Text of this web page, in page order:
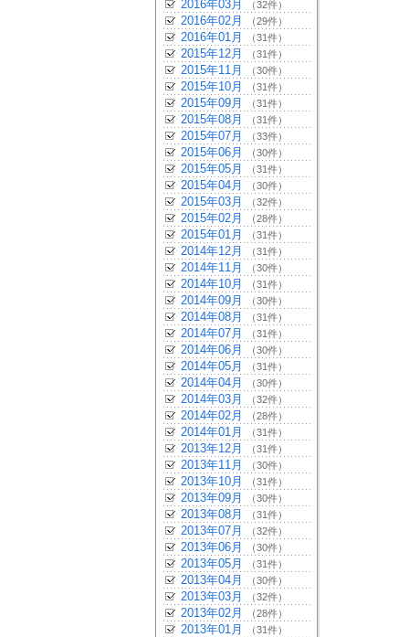
2016年03月 （32件）
2016年02月 （29件）
2016年01月 （31件）
2015年12月 （31件）
2015年11月 （30件）
2015年10月 （31件）
2015年09月 （31件）
2015年08月 （31件）
2015年07月 （33件）
2015年06月 （30件）
2015年05月 （31件）
2015年04月 （30件）
2015年03月 （32件）
2015年02月 （28件）
2015年01月 （31件）
2014年12月 （31件）
2014年11月 （30件）
2014年10月 （31件）
2014年09月 （30件）
2014年08月 （31件）
2014年07月 （31件）
2014年06月 （30件）
2014年05月 （31件）
2014年04月 （30件）
2014年03月 （32件）
2014年02月 （28件）
2014年01月 （31件）
2013年12月 （31件）
2013年11月 （30件）
2013年10月 （31件）
2013年09月 （30件）
2013年08月 （31件）
2013年07月 （32件）
2013年06月 （30件）
2013年05月 （31件）
2013年04月 （30件）
2013年03月 （32件）
2013年02月 （28件）
2013年01月 （31件）